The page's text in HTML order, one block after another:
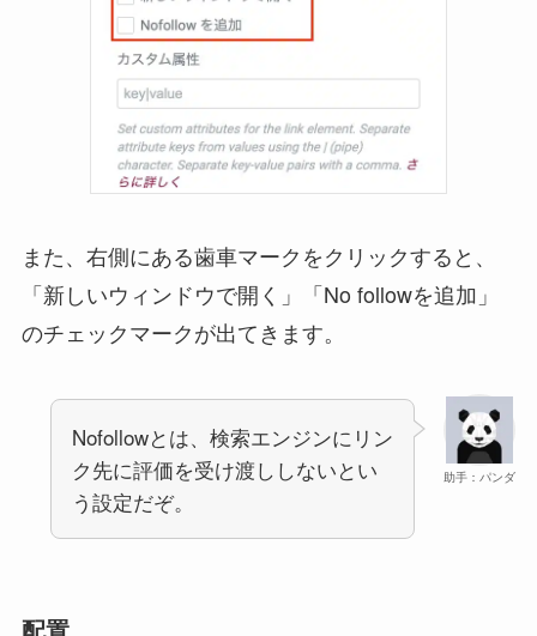
また、右側にある歯車マークをクリックすると、
「新しいウィンドウで開く」「No followを追加」
のチェックマークが出てきます。
助手：パンダ
Nofollowとは、検索エンジンにリン
ク先に評価を受け渡ししないとい
う設定だぞ。